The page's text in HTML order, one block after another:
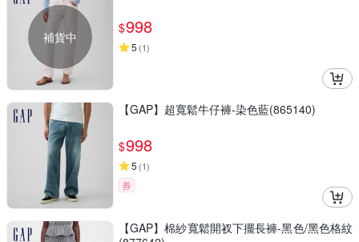
補貨中
$998
5 (1)
【GAP】超寬鬆牛仔褲-染色藍(865140)
$998
5 (1)
券
【GAP】棉紗寬鬆開衩下擺長褲-黑色/黑色格紋